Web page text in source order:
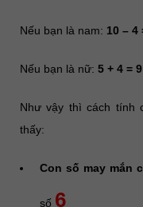
Nếu bạn là nam: 10 – 4
Nếu bạn là nữ: 5 + 4 = 9
Như vậy thì cách tính
thấy:
Con số may mắn
số 6